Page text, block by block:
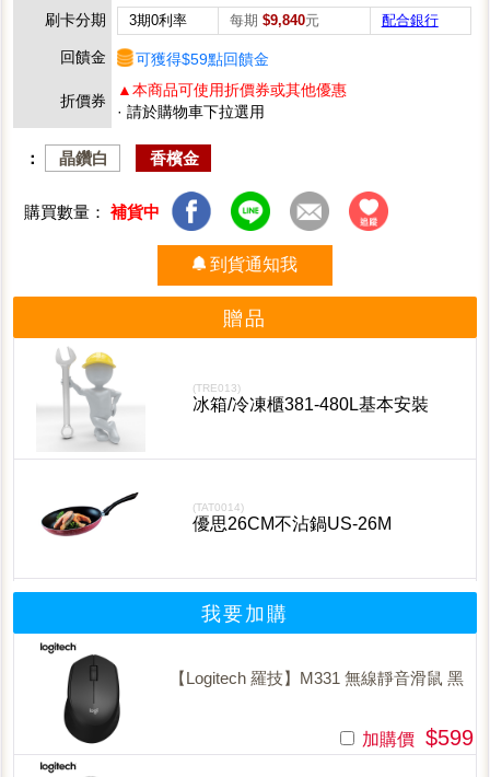
刷卡分期
3期0利率 每期 $9,840元 配合銀行
回饋金 可獲得$59點回饋金
折價券
▲本商品可使用折價券或其他優惠
· 請於購物車下拉選用
： 晶鑽白 香檳金
購買數量： 補貨中
到貨通知我
贈品
(TRE013)
冰箱/冷凍櫃381-480L基本安裝
(TAT0014)
優思26CM不沾鍋US-26M
我要加購
【Logitech 羅技】M331 無線靜音滑鼠 黑
加購價 $599